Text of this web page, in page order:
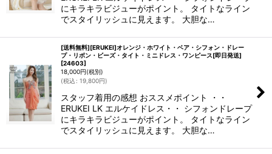
にキラキラビジューがポイント。 タイトなライン
でスタイリッシュに見えます。 大胆な…
[送料無料][ERUKEI]オレンジ・ホワイト・ベア・シフォン・ドレー
プ・リボン・ビーズ・タイト・ミニドレス・ワンピース[即日発送]
[24603]
18,000円(税別)
(税込: 19,800円)
スタッフ着用の感想 おススメポイント ・・
ERUKEI LK エルケイドレス・・ シフォンドレープ
にキラキラビジューがポイント。 タイトなライン
でスタイリッシュに見えます。 大胆な…